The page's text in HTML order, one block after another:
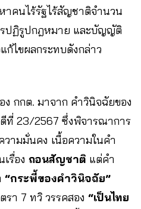
คนไร้รัฐไร้สัญชาติจำนวน
ปฏิรูปกฎหมาย และบัญญัติ
ก้ไขผลกระทบดังกล่าว
ง กกต. มาจาก คำวินิจฉัยของ
ที่ 23/2567 ซึ่งพิจารณาการ
ามมั่นคง เนื้อความในคำ
รื่อง ถอนสัญชาติ แต่คำ
“กระพี้ของคำวินิจฉัย”
า 7 ทวิ วรรคสอง “เป็นไทย